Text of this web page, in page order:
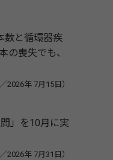
数と循環器疾
喪失でも、
2026年 7月15日）
」を10月に実
2026年 7月31日）